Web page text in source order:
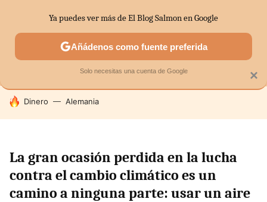
MENÚ NUEVO
ECONOMÍA DOMÉSTICA MERCADOS
HOY SE HABLA DE
Dinero Alemania
La gran ocasión perdida en la lucha
contra el cambio climático es un
camino a ninguna parte: usar un aire
×
Ya puedes ver más de El Blog Salmon en Google
Añádenos como fuente preferida
Solo necesitas una cuenta de Google